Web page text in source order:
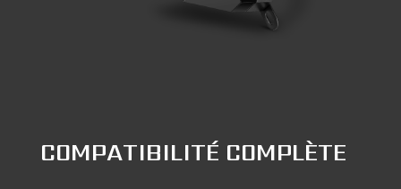
COMPATIBILITÉ COMPLÈTE